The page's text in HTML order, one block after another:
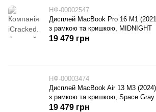
НФ-00002547
Дисплей MacBook Pro 16 M1
з рамкою та кришкою, MIDNIGHT
19 479 грн
НФ-00003474
Дисплей MacBook Air 13 M3 (2024)
з рамкою та кришкою, Space Gray
19 479 грн